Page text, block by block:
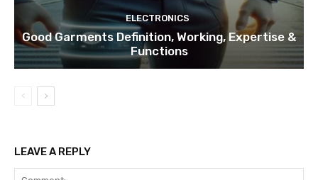
ELECTRONICS
Good Garments Definition, Working, Expertise &
Functions
LEAVE A REPLY